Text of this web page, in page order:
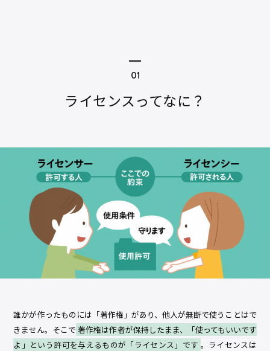
ライセンスってなに？
誰かが作ったものには「著作権」があり、他人が無断で使うことはで
きません。そこで 著作権は作者が保持したまま、「使ってもいいです
よ」という許可を与えるものが「ライセンス」です 。ライセンスは